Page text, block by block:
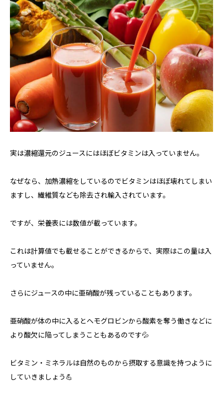
実は濃縮還元のジュースにはほぼビタミンは入っていません。
なぜなら、加熱濃縮をしているのでビタミンはほぼ壊れてしまい
ますし、繊維質なども除去され輸入されています。
ですが、栄養表には数値が載っています。
これは計算値でも載せることができるからで、実際はこの量は入
っていません。
さらにジュースの中に亜硝酸が残っていることもあります。
亜硝酸が体の中に入るとヘモグロビンから酸素を奪う働きなどに
より酸欠に陥ってしまうこともあるのです💦
ビタミン・ミネラルは自然のものから摂取する意識を持つように
していきましょう💪